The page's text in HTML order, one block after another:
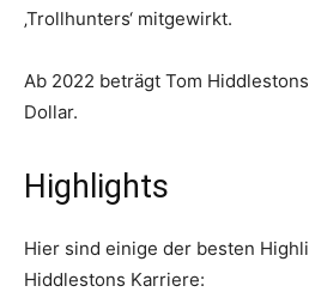
‚Trollhunters‘ mitgewirkt.
Ab 2022 beträgt Tom
Dollar.
Highlights
Hier sind einige der besten
Hiddlestons Karriere: